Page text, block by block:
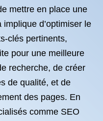
mettre en place une
d’optimiser le
clés pertinents,
pour une meilleure
recherche, de créer
de qualité, et de
des pages. En
comme SEO